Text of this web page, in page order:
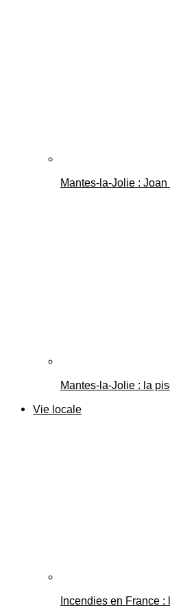
Mantes-la-Jolie :
Mantes-la-Jolie : la
Vie locale
Incendies en France